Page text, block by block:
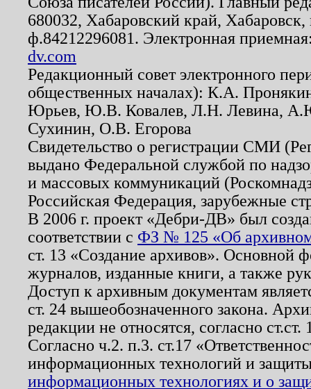
680032, Хабаровский край,
ф.84212296081. Электронная
dv.com
Редакционный совет электронного
общественных началах): К.А.
Юрьев, Ю.В. Ковалев, Л.Н. Левина,
Сухинин, О.В. Егорова
Свидетельство о регистрации СМИ
выдано Федеральной службой по
и массовых коммуникаций
Российская Федерация, зарубежные
В 2006 г. проект «Дебри-ДВ» был
соответствии с ФЗ № 125 «Об
ст. 13 «Создание архивов». Основной
журналов, изданные книги, а также
Доступ к архивным документам
ст. 24 вышеобозначенного закона.
редакции не относятся, согласно
Согласно ч.2. п.3. ст.17
информационных технологий и
информационных технологиях и о